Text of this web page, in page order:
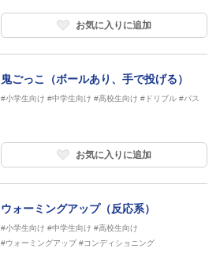
お気に入りに追加
鬼ごっこ（ボールあり、手で投げる）
#小学生向け #中学生向け #高校生向け #ドリブル #パス
お気に入りに追加
ウォーミングアップ（反応系）
#小学生向け #中学生向け #高校生向け
#ウォーミングアップ #コンディショニング